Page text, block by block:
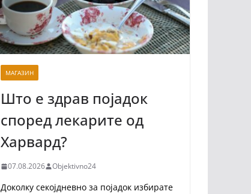
МАГАЗИН
Што е здрав појадок
според лекарите од
Харвард?
07.08.2026 Objektivno24
Доколку секојдневно за појадок избирате